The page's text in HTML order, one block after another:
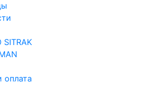
SITRAK
оплата